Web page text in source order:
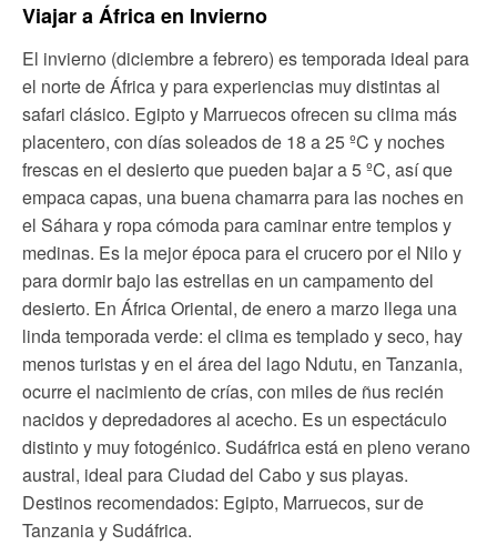
Viajar a África en Invierno
El invierno (diciembre a febrero) es temporada ideal para
el norte de África y para experiencias muy distintas al
safari clásico. Egipto y Marruecos ofrecen su clima más
placentero, con días soleados de 18 a 25 ºC y noches
frescas en el desierto que pueden bajar a 5 ºC, así que
empaca capas, una buena chamarra para las noches en
el Sáhara y ropa cómoda para caminar entre templos y
medinas. Es la mejor época para el crucero por el Nilo y
para dormir bajo las estrellas en un campamento del
desierto. En África Oriental, de enero a marzo llega una
linda temporada verde: el clima es templado y seco, hay
menos turistas y en el área del lago Ndutu, en Tanzania,
ocurre el nacimiento de crías, con miles de ñus recién
nacidos y depredadores al acecho. Es un espectáculo
distinto y muy fotogénico. Sudáfrica está en pleno verano
austral, ideal para Ciudad del Cabo y sus playas.
Destinos recomendados: Egipto, Marruecos, sur de
Tanzania y Sudáfrica.